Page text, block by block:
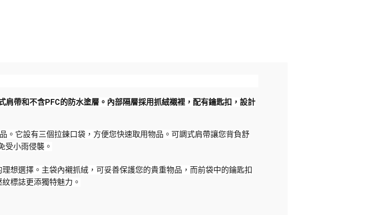
帶和不含PFC的防水塗層。內部隔層採用抓絨襯裡，配有鑰匙扣，設計
。它設有三個拉鍊口袋，方便您快速取用物品。可調式肩帶讓您背負舒
受小雨侵襲。
想選擇。主袋內襯抓絨，可妥善保護您的貴重物品，而前袋中的鑰匙扣
標誌更添獨特魅力。